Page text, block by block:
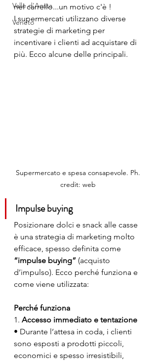
Valle d'Aosta
Veneto
nel carrello...un motivo c'è !
I supermercati utilizzano diverse
strategie di marketing per
incentivare i clienti ad acquistare di
più. Ecco alcune delle principali.
Supermercato e spesa consapevole. Ph.
credit: web
Impulse buying
Posizionare dolci e snack alle casse
è una strategia di marketing molto
efficace, spesso definita come
“impulse buying” (acquisto
d’impulso). Ecco perché funziona e
come viene utilizzata:
Perché funziona
1. Accesso immediato e tentazione
• Durante l’attesa in coda, i clienti
sono esposti a prodotti piccoli,
economici e spesso irresistibili,